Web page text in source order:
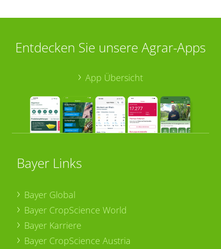
Entdecken Sie unsere Agrar-Apps
App Übersicht
Bayer Links
Bayer Global
Bayer CropScience World
Bayer Karriere
Bayer CropScience Austria